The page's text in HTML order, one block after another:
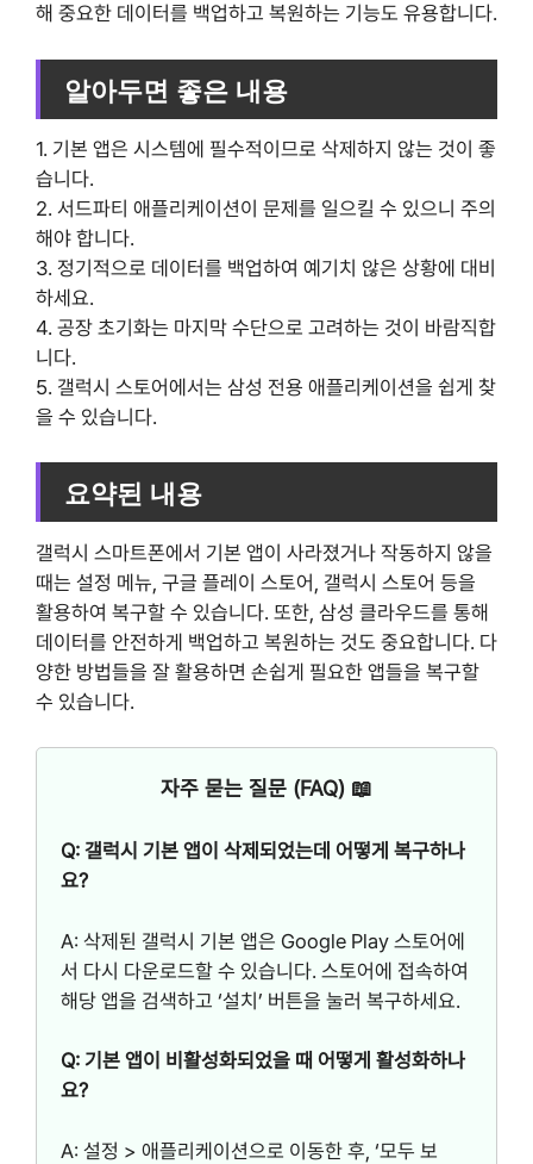
해 중요한 데이터를 백업하고 복원하는 기능도 유용합니다.
알아두면 좋은 내용
1. 기본 앱은 시스템에 필수적이므로 삭제하지 않는 것이 좋
습니다.
2. 서드파티 애플리케이션이 문제를 일으킬 수 있으니 주의
해야 합니다.
3. 정기적으로 데이터를 백업하여 예기치 않은 상황에 대비
하세요.
4. 공장 초기화는 마지막 수단으로 고려하는 것이 바람직합
니다.
5. 갤럭시 스토어에서는 삼성 전용 애플리케이션을 쉽게 찾
을 수 있습니다.
요약된 내용
갤럭시 스마트폰에서 기본 앱이 사라졌거나 작동하지 않을
때는 설정 메뉴, 구글 플레이 스토어, 갤럭시 스토어 등을
활용하여 복구할 수 있습니다. 또한, 삼성 클라우드를 통해
데이터를 안전하게 백업하고 복원하는 것도 중요합니다. 다
양한 방법들을 잘 활용하면 손쉽게 필요한 앱들을 복구할
수 있습니다.
자주 묻는 질문 (FAQ) 📖
Q: 갤럭시 기본 앱이 삭제되었는데 어떻게 복구하나
요?
A: 삭제된 갤럭시 기본 앱은 Google Play 스토어에
서 다시 다운로드할 수 있습니다. 스토어에 접속하여
해당 앱을 검색하고 ‘설치’ 버튼을 눌러 복구하세요.
Q: 기본 앱이 비활성화되었을 때 어떻게 활성화하나
요?
A: 설정 > 애플리케이션으로 이동한 후, ‘모두 보